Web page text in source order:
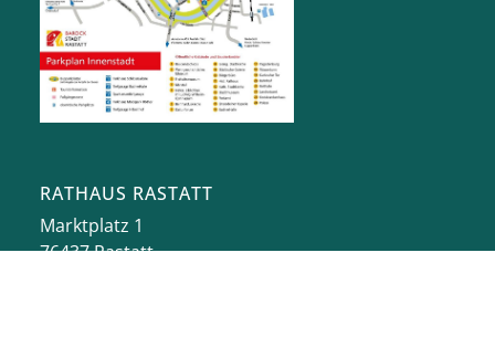
RATHAUS RASTATT
Marktplatz 1
76437Rastatt